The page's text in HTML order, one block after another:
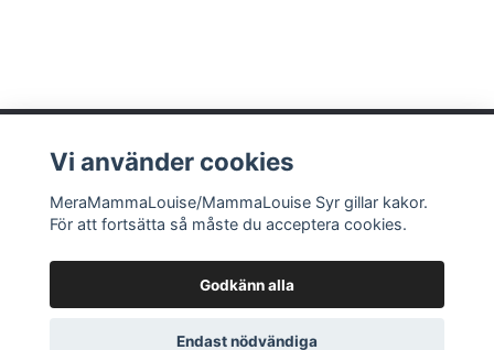
Läs mer
© 2026 MammaLouise Syr
Vi använder cookies
MeraMammaLouise/MammaLouise Syr gillar kakor.
För att fortsätta så måste du acceptera cookies.
Godkänn alla
Endast nödvändiga